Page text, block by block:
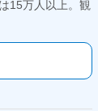
15万人以上。観